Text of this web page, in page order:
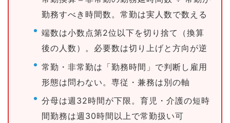
勤務すべき時間数。常勤は実人数で数える
端数は小数点第2位以下を切り捨て（換算
後の人数）。必要数は切り上げと方向が逆
常勤・非常勤は「勤務時間」で判断し雇用
形態は問わない。専従・兼務は別の軸
分母は週32時間が下限。育児・介護の短時
間勤務は週30時間以上で常勤扱い可